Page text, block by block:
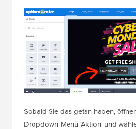
Sobald Sie das getan haben,
Dropdown-Menü 'Aktion' und